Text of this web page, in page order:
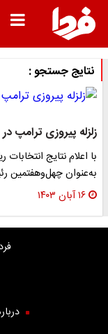
نتایج جستجو :
زلزله پیروزی ترامپ
با اعلام نتایج
به‌عنوان
۱۶ آبان ۱۴۰۳